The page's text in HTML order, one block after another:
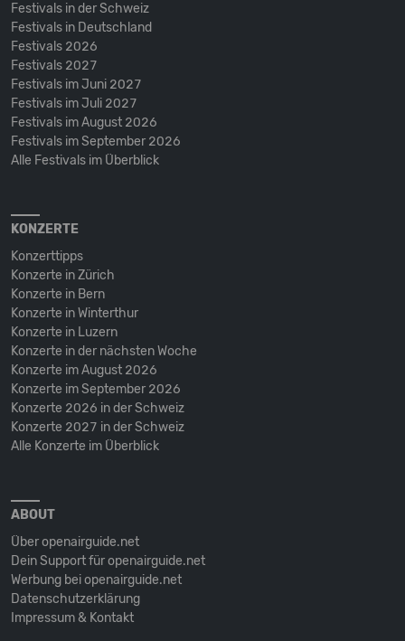
Festivals in der Schweiz
Festivals in Deutschland
Festivals 2026
Festivals 2027
Festivals im Juni 2027
Festivals im Juli 2027
Festivals im August 2026
Festivals im September 2026
Alle Festivals im Überblick
KONZERTE
Konzerttipps
Konzerte in Zürich
Konzerte in Bern
Konzerte in Winterthur
Konzerte in Luzern
Konzerte in der nächsten Woche
Konzerte im August 2026
Konzerte im September 2026
Konzerte 2026 in der Schweiz
Konzerte 2027 in der Schweiz
Alle Konzerte im Überblick
ABOUT
Über openairguide.net
Dein Support für openairguide.net
Werbung bei openairguide.net
Datenschutz­erklärung
Impressum & Kontakt